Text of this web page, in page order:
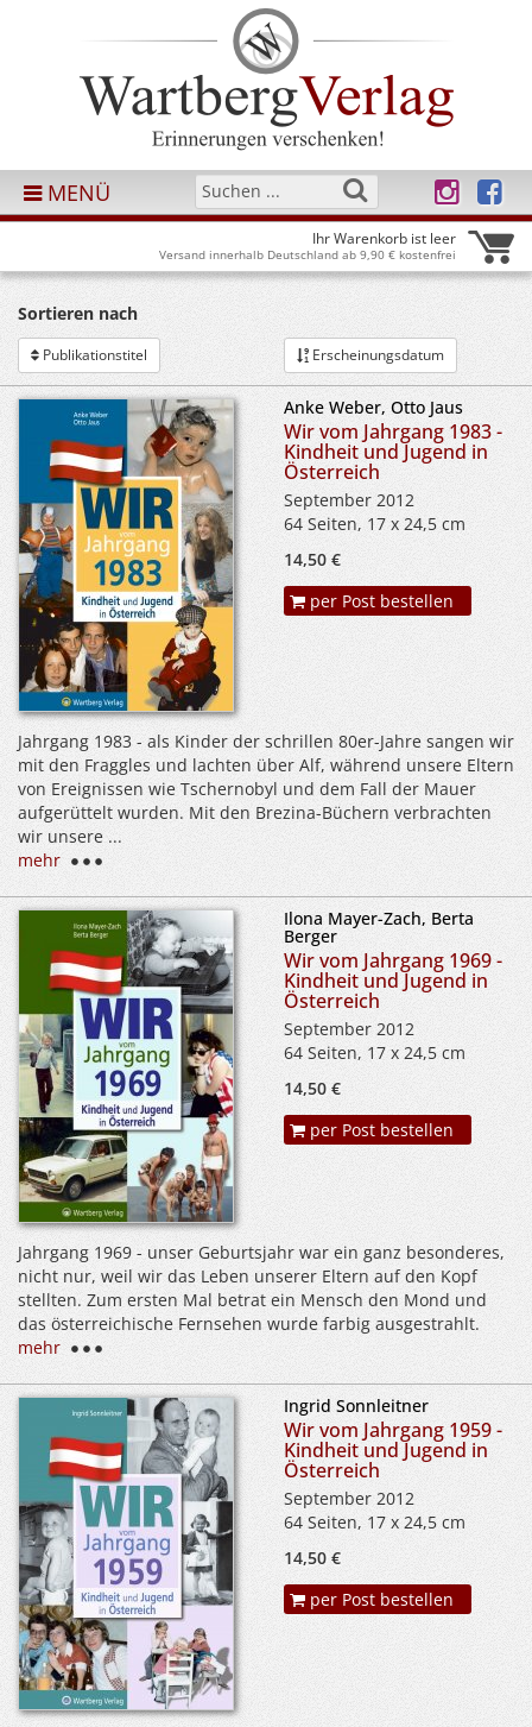
MENÜ
Ihr Warenkorb ist leer
Versand innerhalb Deutschland ab 9,90 € kostenfrei
Sortieren nach
Publikationstitel Erscheinungsdatum
Anke Weber, Otto Jaus
Wir vom Jahrgang 1983 -
Kindheit und Jugend in
Österreich
September 2012
64 Seiten, 17 x 24,5 cm
14,50 €
per Post bestellen
Jahrgang 1983 - als Kinder der schrillen 80er-Jahre sangen wir
mit den Fraggles und lachten über Alf, während unsere Eltern
von Ereignissen wie Tschernobyl und dem Fall der Mauer
aufgerüttelt wurden. Mit den Brezina-Büchern verbrachten
wir unsere ...
mehr
Ilona Mayer-Zach, Berta
Berger
Wir vom Jahrgang 1969 -
Kindheit und Jugend in
Österreich
September 2012
64 Seiten, 17 x 24,5 cm
14,50 €
per Post bestellen
Jahrgang 1969 - unser Geburtsjahr war ein ganz besonderes,
nicht nur, weil wir das Leben unserer Eltern auf den Kopf
stellten. Zum ersten Mal betrat ein Mensch den Mond und
das österreichische Fernsehen wurde farbig ausgestrahlt.
mehr
Ingrid Sonnleitner
Wir vom Jahrgang 1959 -
Kindheit und Jugend in
Österreich
September 2012
64 Seiten, 17 x 24,5 cm
14,50 €
per Post bestellen